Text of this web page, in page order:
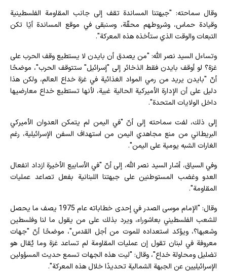
وقال سماحته: "جبهتنا المساندة تقف إلى جانب المقاومة الفلسطينية
وقيادة حماس، وشروطهم محقّة، وسنبقى في موقع المساندة أيًا تكن
التبعات والوقت الذي ستأخذه هذه المعركة".
وتساءل السيد نصر الله: "من يصدق أن بايدن لا يستطيع وقف الحرب على
غزة؟ لو أوقف بايدن فقط الذخائر إلى "إسرائيل" ستتوقف الحرب"، موضحًا
أنّ "بايدن يريد من رمي المواد الغذائية في غزة خداع العالم، ولكن هذا
دليل على أن الإدارة الأميركية الحالية غبية، لأنها تستطيع خداع معارضيها
داخل الولايات المتحدة".
إلى ذلك، لفت سماحته إلى أنّ "في اليمن لم يتمكن العدوان الأميركي
البريطاني من منع مجاهدي اليمن من استهداف السفن الإسرائيلية، رغم
الغارات الشبه يومية على اليمن".
وفي السياق، أشار السيد نصر الله، إلى أنّ "في الأسابيع الأخيرة ازداد انفعال
العدو وغضب المستوطنين على جبهتنا اللبنانية بفعل تصاعد عمليات
المقاومة".
وقال: "الإمام موسى الصدر في إحدى خطاباته عام 1975 يصف ما يحصل
للشعب الفلسطيني بعاشوراء، ويرد بذلك على من يقول ما لنا وفلسطين
وشعبها؟، ويؤكد استعداده للموت من أجل القدس"، موضحًا أنّ "جهات
معروفة في لبنان تقول إن عمليات المقاومة لم تساعد غزة وما يُقال هو
تضليل ومحاولة خداع"، وقال: "ليت هذه الجهات تسمع حديث المسؤولين
الإسرائيليين عن الجبهة الشمالية تحديدًا خلال هذه المعركة".